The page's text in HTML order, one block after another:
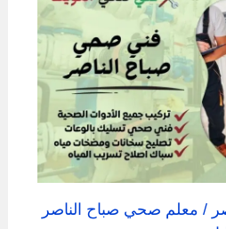
/ معلم صحي صباح الناصر